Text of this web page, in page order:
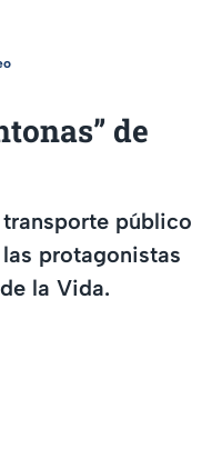
de
público
protagonistas
la Vida.